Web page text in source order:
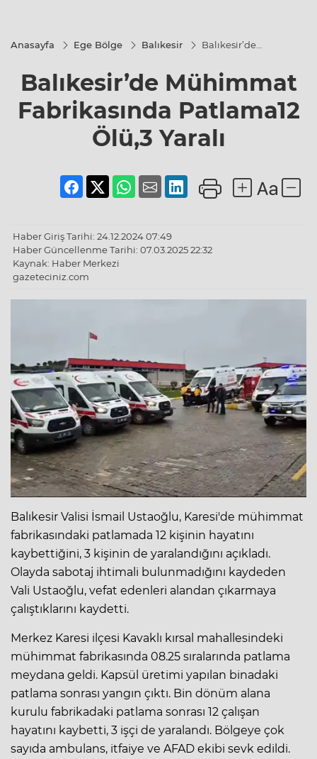
Anasayfa Ege Bölge Balıkesir
Balıkesir’de
Patlama12
Ölü,3 Yaralı
Balıkesir’de Mühimmat
Fabrikasında Patlama12
Ölü,3 Yaralı
Haber Giriş Tarihi: 24.12.2024 07:49
Haber Güncellenme Tarihi: 07.03.2025 22:32
Kaynak: Haber Merkezi
gazeteciniz.com
Balıkesir Valisi İsmail Ustaoğlu, Karesi'de mühimmat
fabrikasındaki patlamada 12 kişinin hayatını
kaybettiğini, 3 kişinin de yaralandığını açıkladı.
Olayda sabotaj ihtimali bulunmadığını kaydeden
Vali Ustaoğlu, vefat edenleri alandan çıkarmaya
çalıştıklarını kaydetti.
Merkez Karesi ilçesi Kavaklı kırsal mahallesindeki
mühimmat fabrikasında 08.25 sıralarında patlama
meydana geldi. Kapsül üretimi yapılan binadaki
patlama sonrası yangın çıktı. Bin dönüm alana
kurulu fabrikadaki patlama sonrası 12 çalışan
hayatını kaybetti, 3 işçi de yaralandı. Bölgeye çok
sayıda ambulans, itfaiye ve AFAD ekibi sevk edildi.